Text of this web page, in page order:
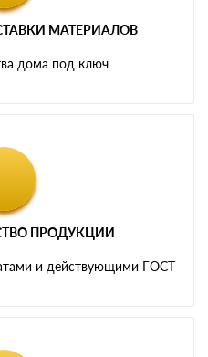
МАТЕРИАЛОВ
дома под ключ
ПРОДУКЦИИ
и действующими ГОСТ